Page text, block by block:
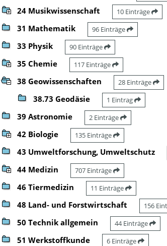
24 Musikwissenschaft 10 Einträge
31 Mathematik 96 Einträge
33 Physik 90 Einträge
35 Chemie 117 Einträge
38 Geowissenschaften 28 Einträge
38.73 Geodäsie 1 Eintrag
39 Astronomie 2 Einträge
42 Biologie 135 Einträge
43 Umweltforschung, Umweltschutz
44 Medizin 707 Einträge
46 Tiermedizin 11 Einträge
48 Land- und Forstwirtschaft 156
50 Technik allgemein 44 Einträge
51 Werkstoffkunde 6 Einträge